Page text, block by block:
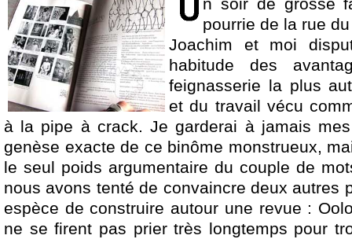
n soir de grosse
pourrie de la rue
Joachim et moi
habitude des
feignasserie la plus
et du travail vécu
à la pipe à crack. Je garderai à jamais
genèse exacte de ce binôme monstrueux,
le seul poids argumentaire du couple de
nous avons tenté de convaincre deux autres
espèce de construire autour une revue :
ne se firent pas prier très longtemps pour